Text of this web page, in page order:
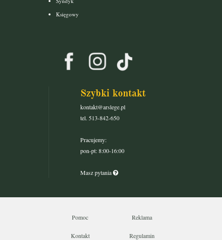
Księgowy
Szybki kontakt
kontakt@arslege.pl
tel. 513-842-650
Pracujemy:
pon-pt: 8:00-16:00
Masz pytania
Pomoc Reklama
Kontakt Regulamin